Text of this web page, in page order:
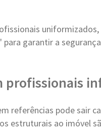
garantir a
profissionais
referências pode sair
estruturais ao imóvel